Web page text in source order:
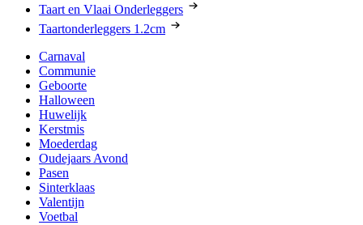
Taart en Vlaai Onderleggers
Taartonderleggers 1.2cm
Carnaval
Communie
Geboorte
Halloween
Huwelijk
Kerstmis
Moederdag
Oudejaars Avond
Pasen
Sinterklaas
Valentijn
Voetbal